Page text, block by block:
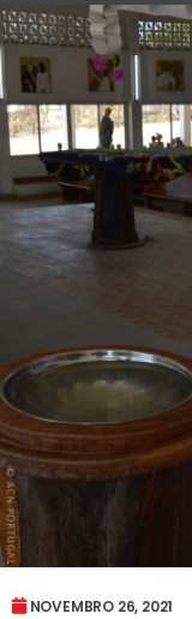
NOVEMBRO 26, 2021